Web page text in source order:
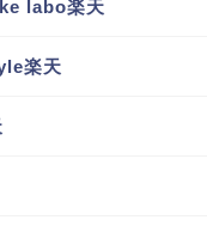
labo楽天
楽天